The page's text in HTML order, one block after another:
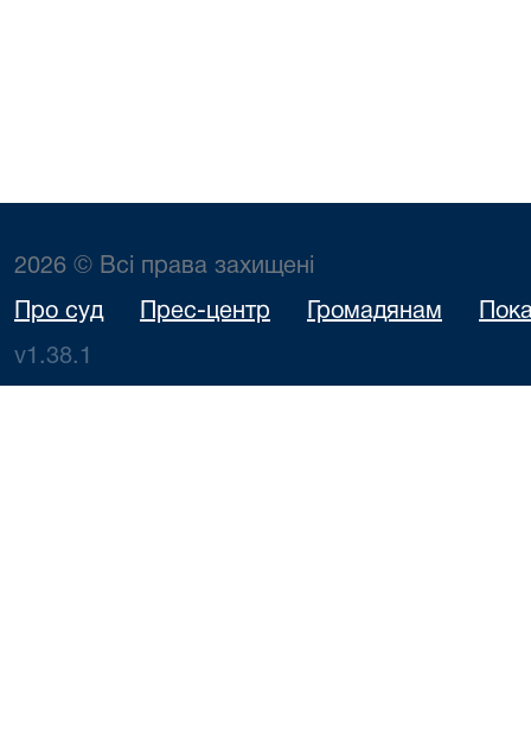
2026 © Всі права захищені
Про суд Прес-центр Громадянам
v1.38.1